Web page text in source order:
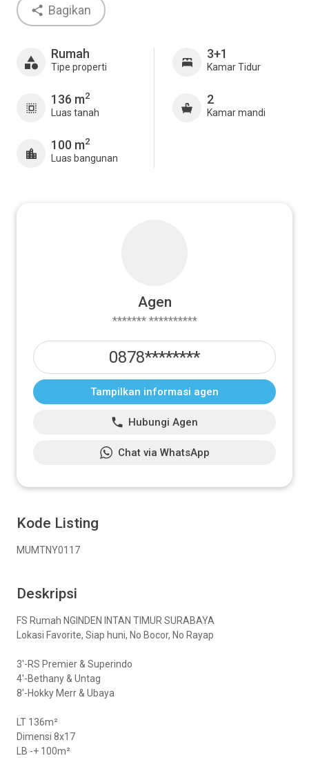
Bagikan
Rumah
Tipe properti
136 m2
Luas tanah
100 m2
Luas bangunan
3+1
Kamar Tidur
2
Kamar mandi
Kode Listing
MUMTNY0117
Deskripsi
FS Rumah NGINDEN INTAN TIMUR SURABAYA
Lokasi Favorite, Siap huni, No Bocor, No Rayap
3'-RS Premier & Superindo
4'-Bethany & Untag
8'-Hokky Merr & Ubaya
LT 136m²
Dimensi 8x17
LB -+ 100m²
Agen
******* **********
0878********
Tampilkan informasi agen
Hubungi Agen
Chat via WhatsApp